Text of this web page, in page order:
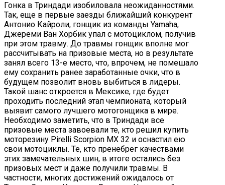
Гонка в Триндади изобиловала неожиданностями.
Так, еще в первые заезды ближайший конкурент
Антонио Кайроли, гонщик из команды Yamaha,
Джереми Ван Хорбик упал с мотоциклом, получив
при этом травму. До травмы гонщик вполне мог
рассчитывать на призовые места, но в результате
занял всего 13-е место, что, впрочем, не помешало
ему сохранить ранее заработанные очки, что в
будущем позволит вновь выбиться в лидеры.
Такой шанс откроется в Мексике, где будет
проходить последний этап чемпионата, который
выявит самого лучшего мотогонщика в мире.
Необходимо заметить, что в Триндади все
призовые места завоевали те, кто решил купить
моторезину Pirelli Scorpion MX 32 и оснастил ею
свои мотоциклы. Те, кто пренебрег качествами
этих замечательных шин, в итоге остались без
призовых мест и даже получили травмы. В
частности, многих достижений ожидалось от